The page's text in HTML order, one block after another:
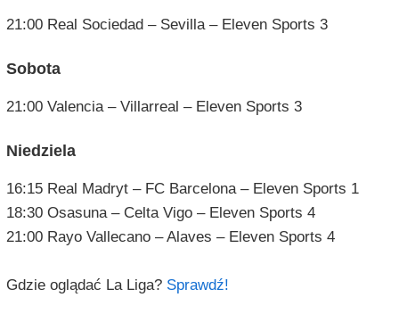
21:00 Real Sociedad – Sevilla – Eleven Sports 3
Sobota
21:00 Valencia – Villarreal – Eleven Sports 3
Niedziela
16:15 Real Madryt – FC Barcelona – Eleven Sports 1
18:30 Osasuna – Celta Vigo – Eleven Sports 4
21:00 Rayo Vallecano – Alaves – Eleven Sports 4
Gdzie oglądać La Liga? Sprawdź!